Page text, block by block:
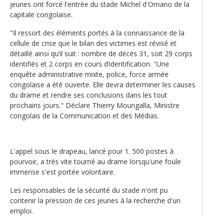
jeunes ont forcé l'entrée du stade Michel d'Ornano de la
capitale congolaise.
"Il ressort des éléments portés à la connaissance de la
cellule de crise que le bilan des victimes est révisé et
détaillé ainsi qu’il suit : nombre de décès 31, soit 29 corps
identifiés et 2 corps en cours d’identification. "Une
enquête administrative mixte, police, force armée
congolaise a été ouverte. Elle devra determiner les causes
du drame et rendre ses conclusions dans les tout
prochains jours." Déclare Thierry Moungalla, Ministre
congolais de la Communication et des Médias.
L'appel sous le drapeau, lancé pour 1. 500 postes à
pourvoir, a très vite tourné au drame lorsqu'une foule
immense s'est portée volontaire.
Les responsables de la sécurité du stade n'ont pu
contenir la pression de ces jeunes à la recherche d'un
emploi.